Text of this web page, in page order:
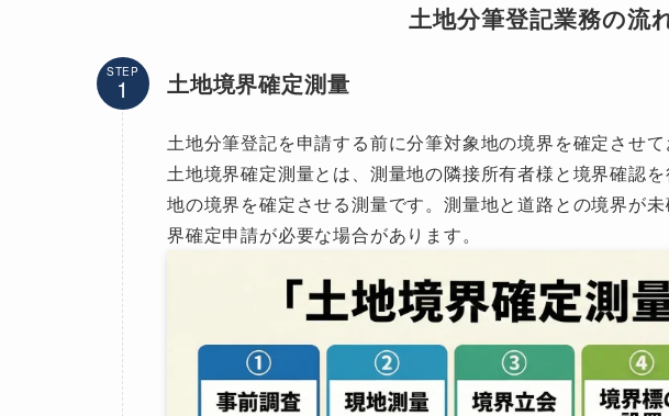
土地分筆登記業務の流
STEP 土地境界確定測量
土地分筆登記を申請する前に分筆対象地の境界を確定させて
土地境界確定測量とは、測量地の隣接所有者様と境界確認
地の境界を確定させる測量です。測量地と道路との境界が
界確定申請が必要な場合があります。